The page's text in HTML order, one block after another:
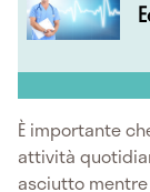
È importante
attività
asciutto